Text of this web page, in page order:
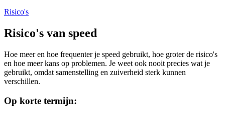
Risico's
Risico's van speed
Hoe meer en hoe frequenter je speed gebruikt, hoe groter de risico's
en hoe meer kans op problemen. Je weet ook nooit precies wat je
gebruikt, omdat samenstelling en zuiverheid sterk kunnen
verschillen.
Op korte termijn: